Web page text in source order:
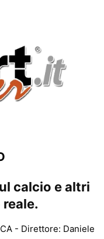
calcio e altri
- Direttore: Daniele